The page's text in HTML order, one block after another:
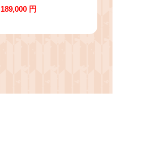
洋クラブ八千代コース
189,000 円